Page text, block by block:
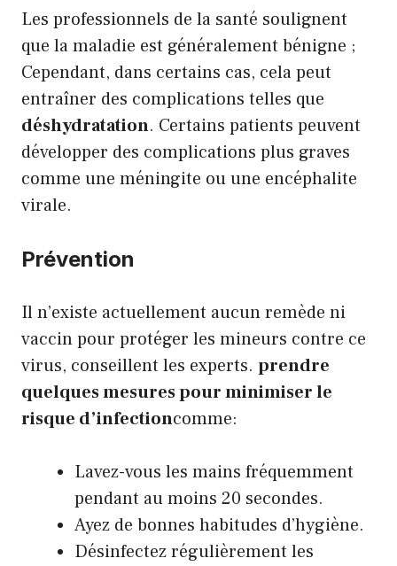
Les professionnels de la santé soulignent
que la maladie est généralement bénigne ;
Cependant, dans certains cas, cela peut
entraîner des complications telles que
déshydratation. Certains patients peuvent
développer des complications plus graves
comme une méningite ou une encéphalite
virale.
Prévention
Il n’existe actuellement aucun remède ni
vaccin pour protéger les mineurs contre ce
virus, conseillent les experts. prendre
quelques mesures pour minimiser le
risque d’infectioncomme:
Lavez-vous les mains fréquemment
pendant au moins 20 secondes.
Ayez de bonnes habitudes d’hygiène.
Désinfectez régulièrement les